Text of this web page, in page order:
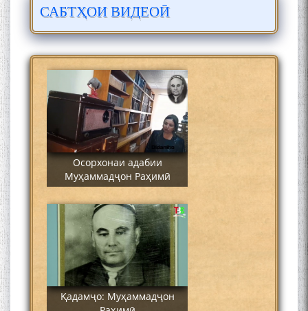
САБТҲОИ ВИДЕОӢ
Сайре дар Осорхона
Муҳаммадҷон Раҳимӣ
Осорхонаи адабии
Муҳаммадҷон Раҳимӣ
Қадамҷо: Муҳаммадҷон